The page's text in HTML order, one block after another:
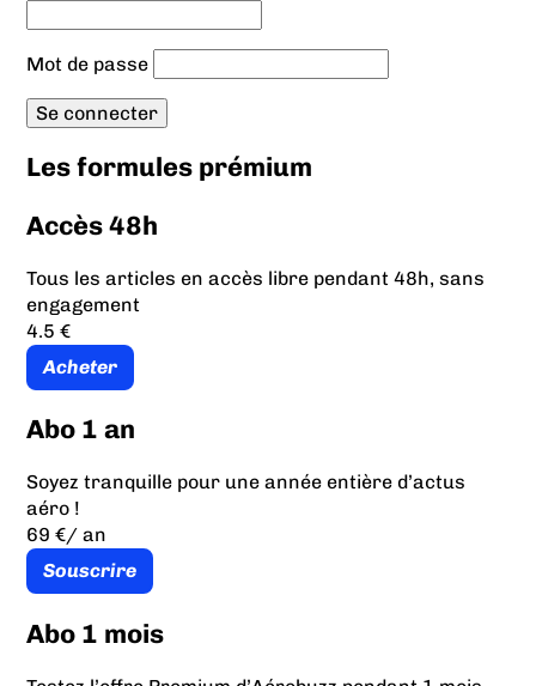
Mot de passe
Les formules prémium
Accès 48h
Tous les articles en accès libre pendant 48h, sans
engagement
4.5 €
Acheter
Abo 1 an
Soyez tranquille pour une année entière d’actus
aéro !
69 €/ an
Souscrire
Abo 1 mois